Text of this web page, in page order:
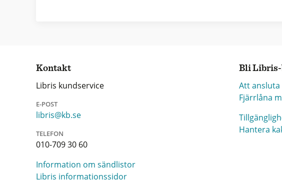
Kontakt
Libris kundservice
E-POST
libris@kb.se
TELEFON
010-709 30 60
Information om sändlistor
Libris informationssidor
Bli
Att ansluta
Fjärrlåna
Hantera